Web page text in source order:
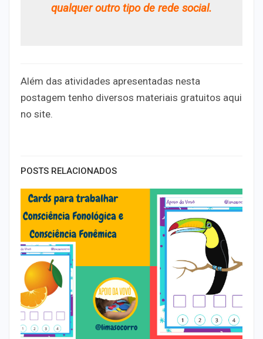
qualquer outro tipo de rede social.
Além das atividades apresentadas nesta
postagem tenho diversos materiais gratuitos aqui
no site.
POSTS RELACIONADOS